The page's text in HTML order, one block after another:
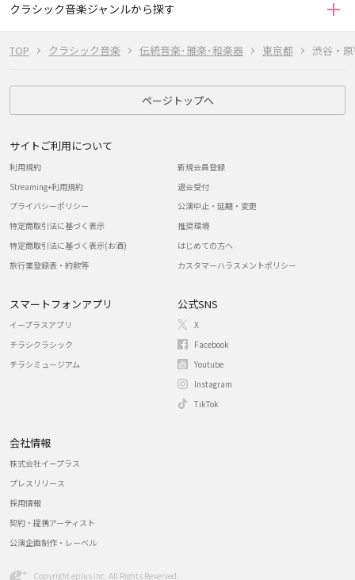
TOP クラシック音楽 伝統音楽･雅楽･和楽器 東京都 渋谷・
クラシック音楽ジャンルから探す
ページトップへ
サイトご利用について
利用規約
Streaming+利用規約
プライバシーポリシー
特定商取引法に基づく表示
特定商取引法に基づく表示(お酒)
旅行業登録表・約款等
新規会員登録
退会受付
公演中止・延期・変更
推奨環境
はじめての方へ
カスタマーハラスメントポリシー
スマートフォンアプリ
イープラスアプリ
チラシクラシック
チラシミュージアム
公式SNS
X
Facebook
Youtube
Instagram
TikTok
会社情報
株式会社イープラス
プレスリリース
採用情報
契約・提携アーティスト
公演企画制作・レーベル
Copyright eplus inc. All Rights Reserved.